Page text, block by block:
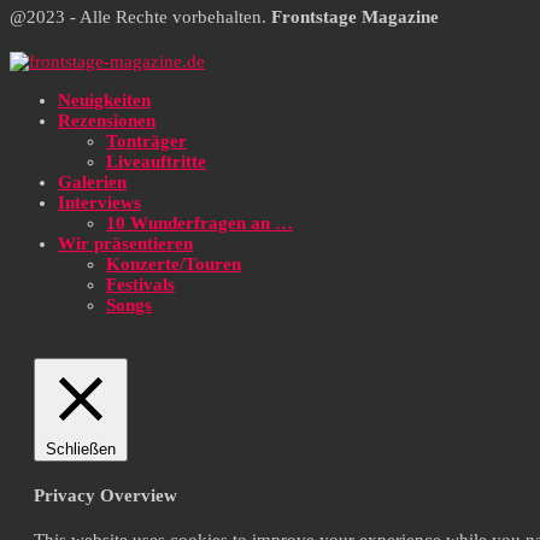
@2023 - Alle Rechte vorbehalten. Frontstage Magazine
Neuigkeiten
Rezensionen
Tonträger
Liveauftritte
Galerien
Interviews
10 Wunderfragen an …
Wir präsentieren
Konzerte/Touren
Festivals
Songs
Schließen
Privacy Overview